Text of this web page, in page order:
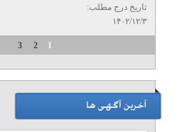
تاریخ درج مطلب:
۱۴۰۲/۱۲/۳
1
2
3